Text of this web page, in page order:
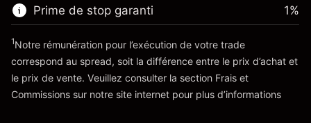
~$5,000.00
Valeur nominale avec effet de levier
Vers la plateforme
Prime de stop garanti
'Tarifs et Frais
1%
1Notre rémunération pour l’exécution de votre trade
correspond au spread, soit la différence entre le prix d’achat et
le prix de vente. Veuillez consulter la section Frais et
Commissions sur notre site internet pour plus d’informations